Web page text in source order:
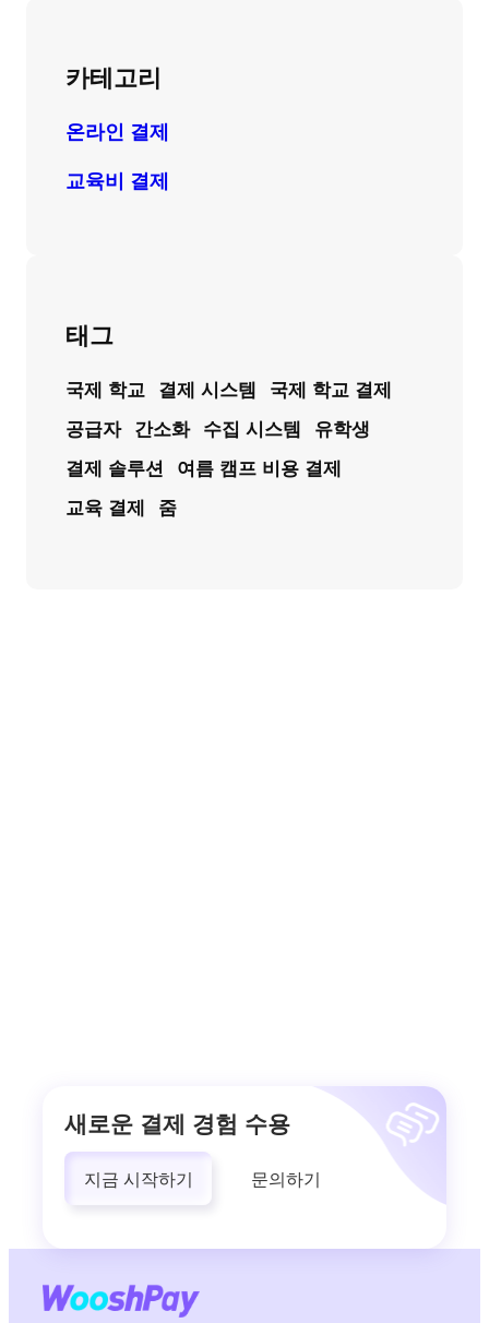
카테고리
온라인 결제
교육비 결제
태그
국제 학교 결제 시스템 국제 학교 결제
공급자 간소화 수집 시스템 유학생
결제 솔루션
여름 캠프 비용 결제
교육 결제 줌
새로운 결제 경험 수용
지금 시작하기 문의하기